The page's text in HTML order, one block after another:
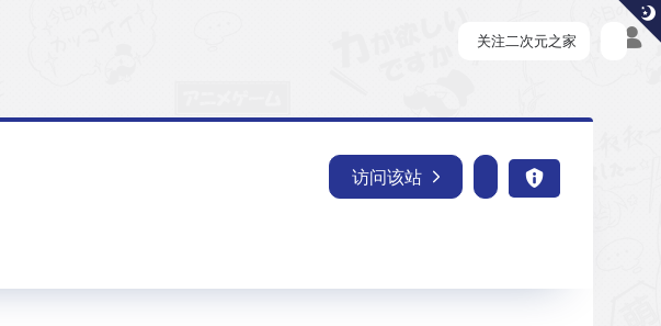
关注二次元之家
访问该站